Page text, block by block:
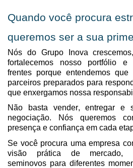
Quando você procura
queremos ser a sua
Nós doGrupo Inova crescemos
fortalecemos nossoportfólio e
frentes porque entendemos que
parceiros preparados para
que enxergamos nossa
Não basta vender, entregar e
negociação. Nós queremos
presença e confiança em cada
Se você procura uma empresa
visão prática de mercado,
seminovos para diferentes